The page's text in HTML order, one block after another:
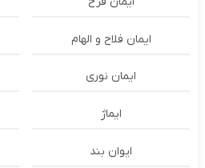
ایمان فلاح و الهام
ایمان نوری
ایماژ
ایوان بند